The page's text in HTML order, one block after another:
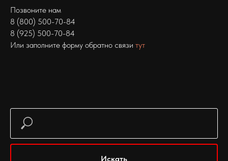
Позвоните нам
8 (800) 500-70-84
8 (925) 500-70-84
Или заполните форму обратно связи тут
Искать